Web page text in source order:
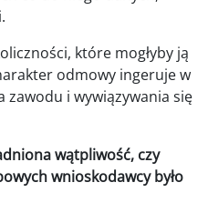
które mogłyby ją
odmowy ingeruje w
zawodu i wywiązywania się
wątpliwość, czy
wnioskodawcy było